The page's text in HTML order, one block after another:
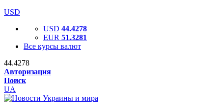
USD
USD 44.4278
EUR 51.3281
Все курсы валют
44.4278
Авторизация
Поиск
UA